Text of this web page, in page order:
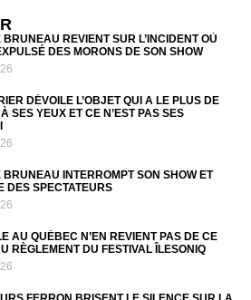
REVIENT SUR L’INCIDENT OÙ
DES MORONS DE SON SHOW
DÉVOILE L’OBJET QUI A LE PLUS DE
SES YEUX ET CE N’EST PAS SES
BRUNEAU INTERROMPT SON SHOW ET
DES SPECTATEURS
AU QUÉBEC N’EN REVIENT PAS DE CE
RÈGLEMENT DU FESTIVAL ÎLESONIQ